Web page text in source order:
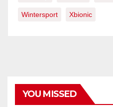
Wintersport Xbionic
YOU MISSED